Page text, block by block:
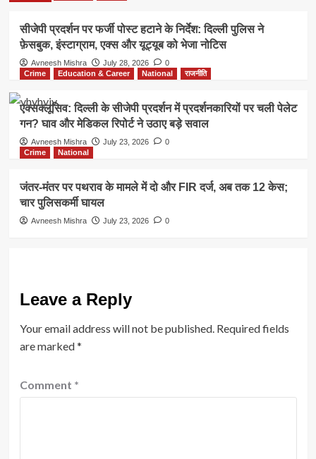
सीजेपी प्रदर्शन पर फर्जी पोस्ट हटाने के निर्देश: दिल्ली पुलिस ने
फ़ेसबुक, इंस्टाग्राम, एक्स और यूट्यूब को भेजा नोटिस
Avneesh Mishra July 28, 2026
0
Crime
Education & Career National राजनीति
एक्सक्लूसिव: दिल्ली के सीजेपी प्रदर्शन में प्रदर्शनकारियों पर चली पेलेट
गन? घाव और मेडिकल रिपोर्ट ने उठाए बड़े सवाल
Avneesh Mishra July 23, 2026
0
Crime
National
जंतर-मंतर पर पथराव के मामले में दो और FIR दर्ज, अब तक 12 केस;
चार पुलिसकर्मी घायल
Avneesh Mishra July 23, 2026 0
Leave a Reply
Your email address will not be published. Required fields
are marked*
Comment *